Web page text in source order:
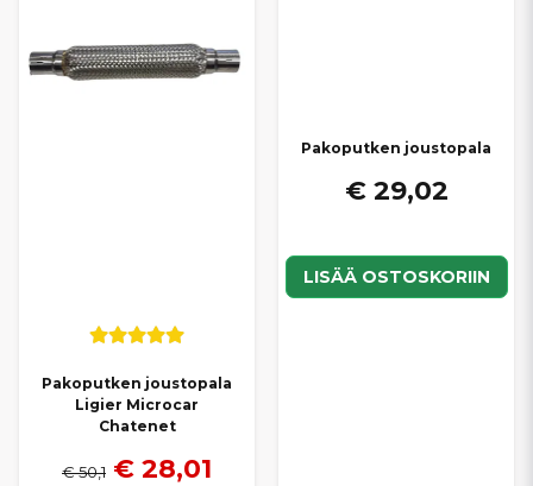
Pakoputken joustopala
Ligier Microcar
Chatenet
€ 50,1 € 28,01
Pakoputken joustopala
€ 29,02
LISÄÄ OSTOSKORIIN